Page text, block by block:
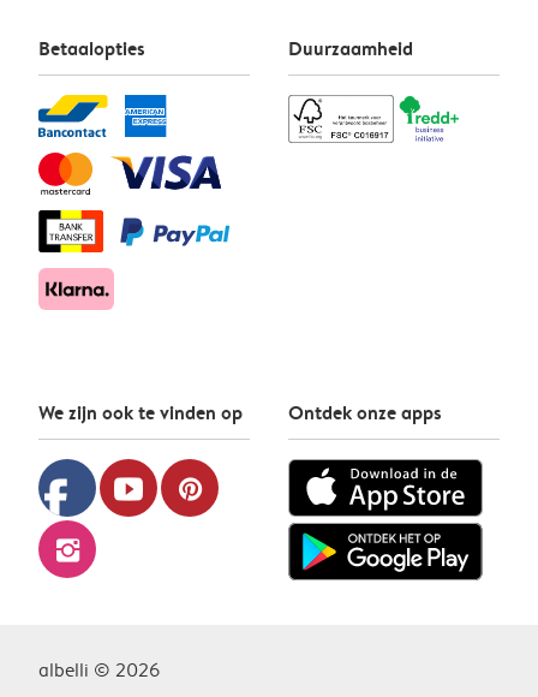
Betaalopties Duurzaamheid
We zijn ook te vinden op
facebook youtube pinterest
instagram
Ontdek onze apps
albelli © 2026